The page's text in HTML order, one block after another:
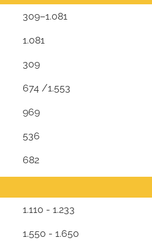
309–1.081
1.081
309
674 /1.553
969
536
682
1.110 - 1.233
1.550 - 1.650